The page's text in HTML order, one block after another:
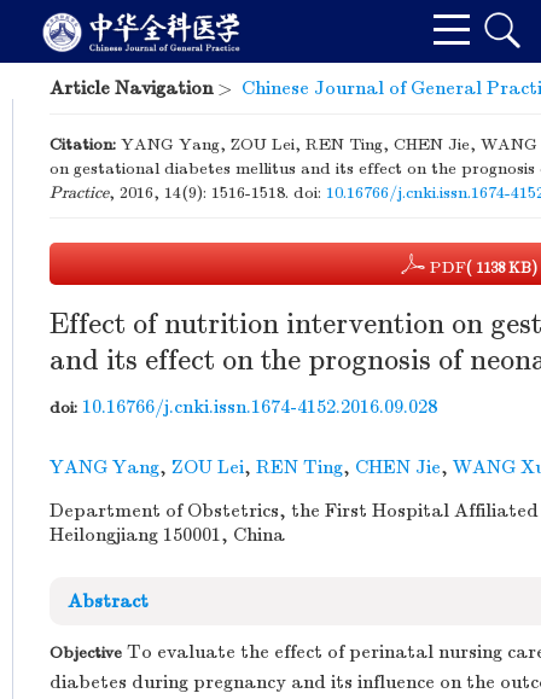
Article Navigation> Chinese Journal of General
Citation: YANG Yang, ZOU Lei, REN Ting, CHEN Jie,
on gestational diabetes mellitus and its effect on the
Practice, 2016, 14(9): 1516-1518. doi: 10.16766/j.cnki.issn.1674-
PDF( 1138 KB)
Effect of nutrition intervention on
and its effect on the prognosis of
doi: 10.16766/j.cnki.issn.1674-4152.2016.09.028
YANG Yang, ZOU Lei, REN Ting, CHEN Jie, WANG
Department of Obstetrics, the First Hospital
Heilongjiang 150001, China
Abstract
Objective To evaluate the effect of perinatal nursing
diabetes during pregnancy and its influence on the